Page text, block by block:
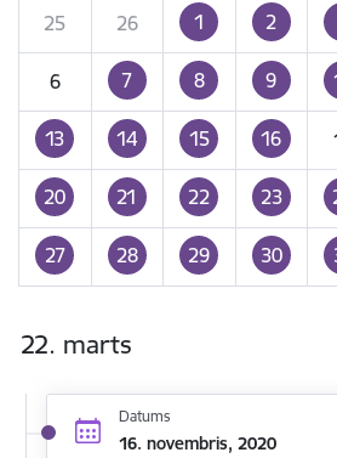
25
26 1 2
6 7 8 9
13 14 15 16
20 21 22 23
27 28 29 30
22. marts
Datums
16. novembris, 2020